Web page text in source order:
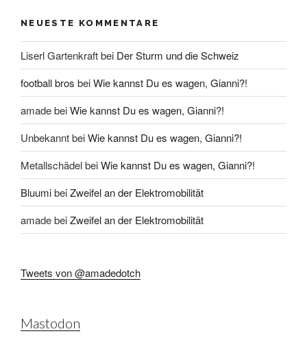
NEUESTE KOMMENTARE
Liserl Gartenkraftbei Der Sturm und die Schweiz
football bros beiWie kannst Du es wagen, Gianni?!
amadebeiWie kannst Du es wagen, Gianni?!
UnbekanntbeiWie kannst Du es wagen, Gianni?!
MetallschädelbeiWie kannst Du es wagen, Gianni?!
BluumibeiZweifel an der Elektromobilität
amadebeiZweifel an der Elektromobilität
Tweets von @amadedotch
Mastodon